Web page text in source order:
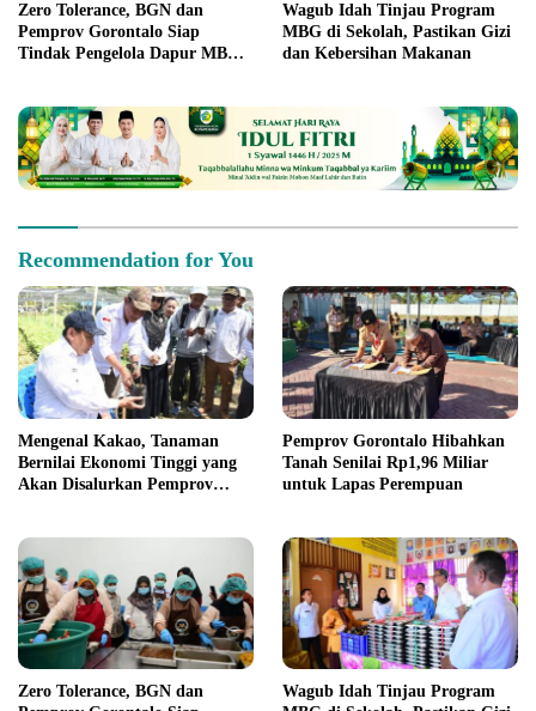
Zero Tolerance, BGN dan
Pemprov Gorontalo Siap
Tindak Pengelola Dapur MBG
Wagub Idah Tinjau Program
MBG di Sekolah, Pastikan Gizi
dan Kebersihan Makanan
Recommendation for You
Mengenal Kakao, Tanaman
Bernilai Ekonomi Tinggi yang
Akan Disalurkan Pemprov
Pemprov Gorontalo Hibahkan
Tanah Senilai Rp1,96 Miliar
untuk Lapas Perempuan
Zero Tolerance, BGN dan
Wagub Idah Tinjau Program